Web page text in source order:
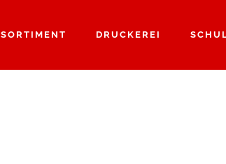
SORTIMENT DRUCKEREI